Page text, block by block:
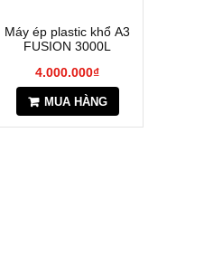
Máy ép plastic khổ A3
FUSION 3000L
4.000.000₫
MUA HÀNG